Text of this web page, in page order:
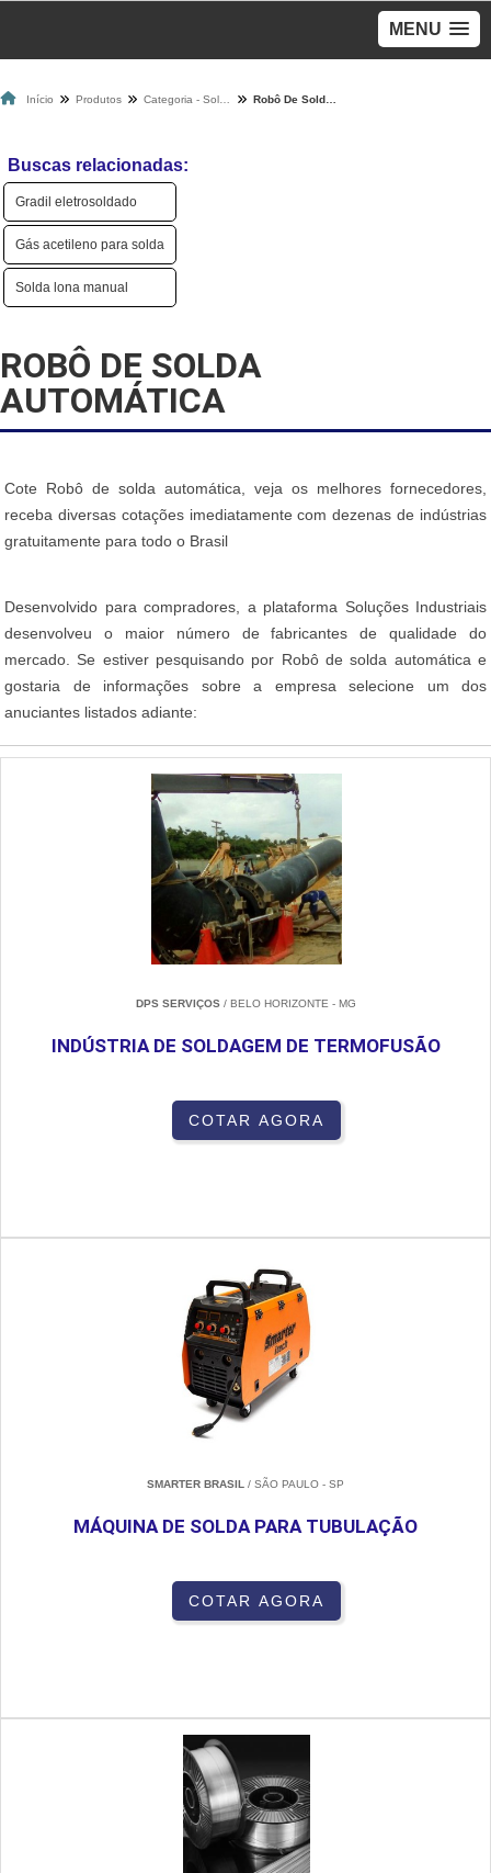
MENU
Início Produtos
Buscas relacionadas:
Gradil eletrosoldado
Gás acetileno para solda
Solda lona manual
ROBÔ DE SOLDA
AUTOMÁTICA
Cote Robô de solda automática, veja os melhores fornecedores,
receba diversas cotações imediatamente com dezenas de indústrias
gratuitamente para todo o Brasil
Desenvolvido para compradores, a plataforma Soluções Industriais
desenvolveu o maior número de fabricantes de qualidade do
mercado. Se estiver pesquisando por Robô de solda automática e
gostaria de informações sobre a empresa selecione um dos
anuciantes listados adiante:
DPS SERVIÇOS/ BELO HORIZONTE - MG
INDÚSTRIA DE SOLDAGEM DE TERMOFUSÃO
COTAR AGORA
SMARTER BRASIL / SÃO PAULO - SP
MÁQUINA DE SOLDA PARA TUBULAÇÃO
COTAR AGORA